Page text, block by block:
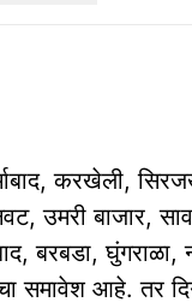
करखेली,
उमरी बाजार,
बरबडा, घुंगराळा,
समावेश आहे. तर